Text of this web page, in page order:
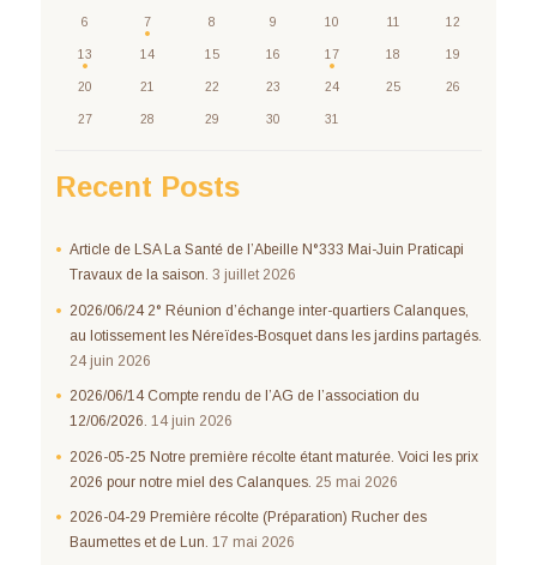
6 7 8 9 10 11 12
13 14 15 16 17 18 19
20 21 22 23 24 25 26
27 28 29 30 31
Recent Posts
Article de LSA La Santé de l’Abeille N°333 Mai-Juin Praticapi
Travaux de la saison. 3 juillet 2026
2026/06/24 2° Réunion d’échange inter-quartiers Calanques,
au lotissement les Néreïdes-Bosquet dans les jardins partagés.
24 juin 2026
2026/06/14 Compte rendu de l’AG de l’association du
12/06/2026. 14 juin 2026
2026-05-25 Notre première récolte étant maturée. Voici les prix
2026 pour notre miel des Calanques. 25 mai 2026
2026-04-29 Première récolte (Préparation) Rucher des
Baumettes et de Lun. 17 mai 2026